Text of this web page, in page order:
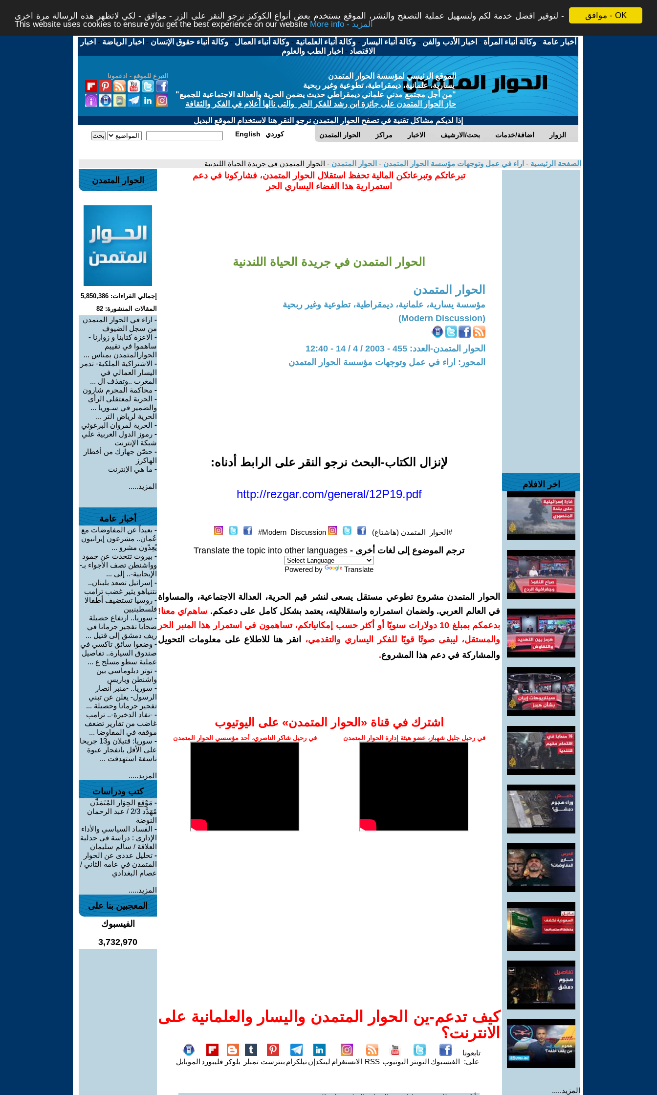
موافق - OK
لتوفير افضل خدمة لكم ولتسهيل عملية التصفح والنشر، الموقع يستخدم بعض أنواع الكوكيز نرجو النقر على الزر - موافق - لكي لاتظهر هذه الرسالة مرة اخرى -
This website uses cookies to ensure you get the best experience on our website
More info - المزيد
أخبار عامة -وكالة أنباء المرأة - اخبار الأدب والفن -وكالة أنباء اليسار -وكالة أنباء العلمانية -وكالة أنباء العمال -وكالة أنباء حقوق الإنسان - اخبار الرياضة - اخبار
الاقتصاد - اخبار الطب والعلوم
التبرع للموقع - ادعمونا
الموقع الرئيسي لمؤسسة الحوار المتمدن
يسارية، علمانية، ديمقراطية، تطوعية وغير ربحية
"من أجل مجتمع مدني علماني ديمقراطي حديث يضمن الحرية والعدالة الاجتماعية للجميع"
حاز الحوار المتمدن على جائزة ابن رشد للفكر الحر والتى نالها أعلام في الفكر والثقافة
إذا لديكم مشاكل تقنية في تصفح الحوار المتمدن نرجو النقر هنا لاستخدام الموقع البديل
الحوار المتمدن مراكز الاخبار بحث/الارشيف اضافة/خدمات الزوار English كوردي
الصفحة الرئيسية - اراء في عمل وتوجهات مؤسسة الحوار المتمدن - الحوار المتمدن - الحوار المتمدن في جريدة الحياة اللندنية
اخر الافلام
المزيد.....
تبرعاتكم وتبرعاتكن المالية تحفظ استقلال الحوار المتمدن، فشاركونا في دعم
استمرارية هذا الفضاء اليساري الحر
الحوار المتمدن في جريدة الحياة اللندنية
الحوار المتمدن
مؤسسة يسارية، علمانية، ديمقراطية، تطوعية وغير ربحية
(Modern Discussion)
الحوار المتمدن-العدد: 455 - 2003 / 4 / 14 - 12:40
المحور: اراء في عمل وتوجهات مؤسسة الحوار المتمدن
لإنزال الكتاب-البحث نرجو النقر على الرابط أدناه:
http://rezgar.com/general/12P19.pdf
#الحوار_المتمدن (هاشتاغ) Modern_Discussion#
ترجم الموضوع إلى لغات أخرى - Translate the topic into other languages
Powered by Translate
الحوار المتمدن مشروع تطوعي مستقل يسعى لنشر قيم الحرية، العدالة الاجتماعية، والمساواة
في العالم العربي. ولضمان استمراره واستقلاليته، يعتمد بشكل كامل على دعمكم. ساهم/ي معنا!
بدعمكم بمبلغ 10 دولارات سنويًا أو أكثر حسب إمكانياتكم، تساهمون في استمرار هذا المنبر الحر
والمستقل، ليبقى صوتًا قويًا للفكر اليساري والتقدمي،
انقر هنا للاطلاع على معلومات التحويل
والمشاركة في دعم هذا المشروع.
اشترك في قناة ‫«الحوار المتمدن» على اليوتيوب
في رحيل جليل شهباز، عضو هيئة إدارة الحوار المتمدن في رحيل شاكر الناصري، أحد مؤسسي الحوار المتمدن
كيف تدعم-ين الحوار المتمدن واليسار والعلمانية على
الانترنت؟
تابعونا
على: الفيسبوك التويتر اليوتيوب RSS الانستغرام لينكدإنتيلكرام بنترست تمبلر بلوكر فليبورد الموبايل
الحوار المتمدن
إجمالي القراءات: 5,850,386
المقالات المنشورة: 82
- اراء في الحوار المتمدن
من سجل الضيوف
- الاعزة كتابنا و زوارنا -
ساهموا في تقييم
الحوارالمتمدن بمناس ...
- الاشتراكية الملكية- تدمر
اليسار العمالي في
المغرب ..وتقذف ال ...
- محاكمة المجرم شارون
- الحرية لمعتقلي الرأي
والضمير في سـوريا ...
الحرية لرياض التر ...
- الحرية لمروان البرغوثي
- رموز الدول العربية علي
شبكة الإنترنت
- حصّن جهازك من أخطار
الهاكرز
- ما هي الإنترنت
المزيد.....
أخبار عامة
- بعيداً عن المفاوضات مع
عُمان.. مشرعون إيرانيون
يُعِدّون مشرو ...
- بيروت تتحدث عن جمود
وواشنطن تصف الأجواء بـ-
الإيجابية-.. إلى ...
- إسرائيل تصعد بلبنان..
نتنياهو يثير غضب ترامب
- روسيا تستضيف أطفالا
فلسطينيين
- سوريا.. ارتفاع حصيلة
ضحايا تفجير جرمانا في
ريف دمشق إلى قتيل ...
- وضعوا سائق تاكسي في
صندوق السيارة.. تفاصيل
عملية سطو مسلح ع ...
- توتر دبلوماسي بين
واشنطن وباريس
- سوريا.. -منبر أنصار
الرسول- يعلن عن تبني
تفجير جرمانا وحصيلة ...
- -نفاد الذخيرة-.. ترامب
غاضب من تقارير تضعف
موقفه في المفاوضا ...
-
سوريا: قتيلان و13 جريحا
على الأقل بانفجار عبوة
ناسفة استهدفت ...
المزيد.....
كتب ودراسات
- مَوْقِع الحِوَار المُتَمَدِّن
مُهَدَّد 2/3 / عبد الرحمان
النوضة
- الفساد السياسي والأداء
الإداري : دراسة في جدلية
العلاقة / سالم سليمان
- تحليل عددى عن الحوار
المتمدن في عامه الثاني /
عصام البغدادي
المزيد.....
المعجبين بنا على
الفيسبوك
3,732,970